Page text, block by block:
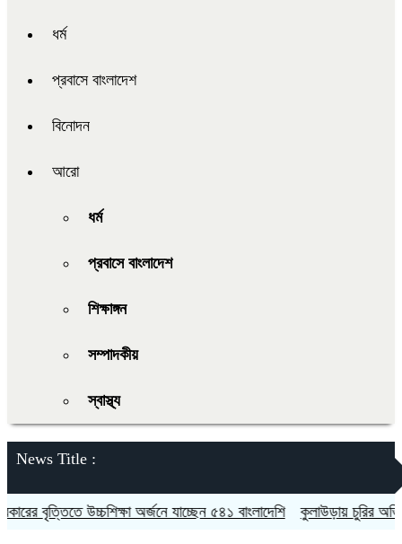
ধর্ম
প্রবাসে বাংলাদেশ
বিনোদন
আরো
ধর্ম
প্রবাসে বাংলাদেশ
শিক্ষাঙ্গন
সম্পাদকীয়
স্বাস্থ্য
News Title :
বৃত্তিতে উচ্চশিক্ষা অর্জনে যাচ্ছেন ৫৪১ বাংলাদেশি কুলাউড়ায় চুরির